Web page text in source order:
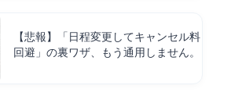
【悲報】「日程変更してキャンセル料
回避」の裏ワザ、もう通用しません。